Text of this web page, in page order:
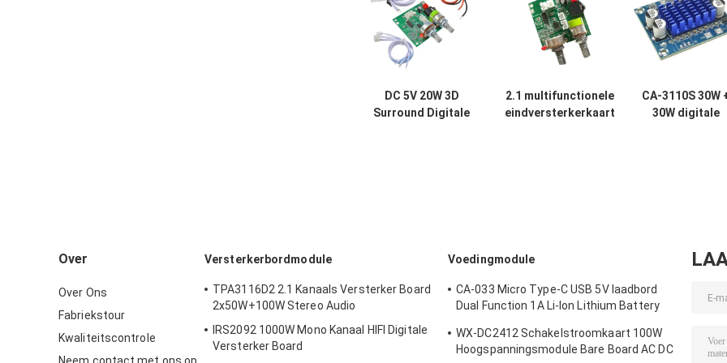
DC 5V 20W 3D
Surround Digitale
2.1 multifunctionele
eindversterkerkaart
CA-3110S 30W
30W digitale
Over
Over Ons
Fabriekstour
Kwaliteitscontrole
Versterkerbordmodule
TPA3116D2 2.1 Kanaals Versterker Board
2x50W+100W Stereo Audio
IRS2092 1000W Mono Kanaal HIFI Digitale
Versterker Board
Voedingmodule
CA-033 Micro Type-C USB 5V laadbord
Dual Function 1A Li-Ion Lithium Battery
Product
WX-DC2412 Schakelstroomkaart 100W
Hoogspanningsmodule Bare Board AC DC